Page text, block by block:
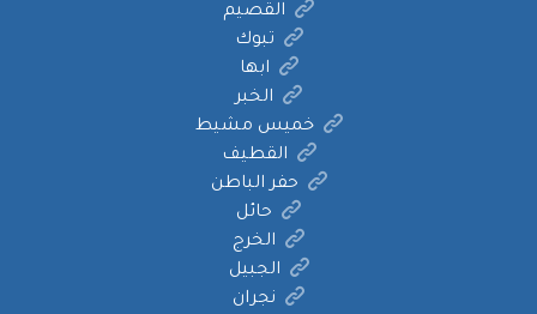
القصيم
تبوك
ابها
الخبر
خميس مشيط
القطيف
حفر الباطن
حائل
الخرج
الجبيل
نجران